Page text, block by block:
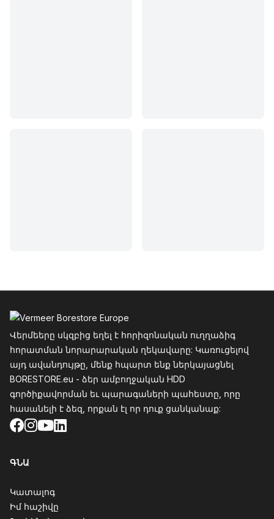
Վերմեերը սկզբից եղել է հորիզոնական ուղղաձիգ
հորատման նորարարական ղեկավարը: Կառուցելով
այդ ավանդույթը, մենք հպարտ ենք ներկայացնել
BORESTORE.eu - ձեր ամբողջական HDD
գործիքավորման եւ պարագաների պահեստը, որը
հասանելի է ձեզ, որքան էլ որ դուք ցանկանաք:
Facebook
Instagram
YouTube
LinkedIn
ԳՆԱ
Կատալոգ
Իմ հաշիվը